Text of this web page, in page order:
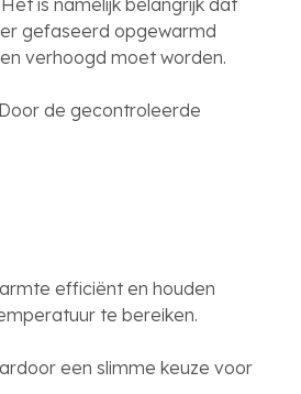
is namelijk belangrijk dat
gefaseerd opgewarmd
verhoogd moet worden.
de gecontroleerde
efficiënt en houden
te bereiken.
een slimme keuze voor